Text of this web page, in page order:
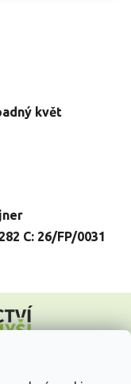
květ
C: 26/FP/0031